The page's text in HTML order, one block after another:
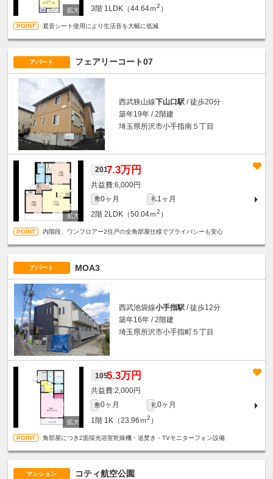
3階 1LDK（44.64ｍ2 ）
遮音シート使用により生活音を大幅に低減
アパート フェアリーコート07
西武狭山線下山口駅 / 徒歩20分
築年19年 / 2階建
埼玉県所沢市小手指南５丁目
2017.3万円
6,000円
敷0ヶ月 礼1ヶ月
2階 2LDK（50.04ｍ2 ）
内階段、ワンフロアー2住戸の全角部屋仕様でプライバシーも安心
アパート MOA3
西武池袋線小手指駅 / 徒歩12分
築年16年 / 2階建
埼玉県所沢市小手指町５丁目
1055.3万円
2,000円
敷0ヶ月 礼0ヶ月
1階 1K（23.96ｍ2 ）
角部屋につき2面採光浴室乾燥機・追焚き・TVモニターフォン設備
マンション コティ航空公園